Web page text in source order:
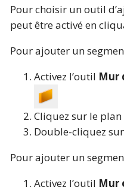
Pour choisir un outil
peut être activé en
Pour ajouter un
Activez l’outil Mur
Cliquez sur le
Double-cliquez
Pour ajouter un
Activez l’outil Mur